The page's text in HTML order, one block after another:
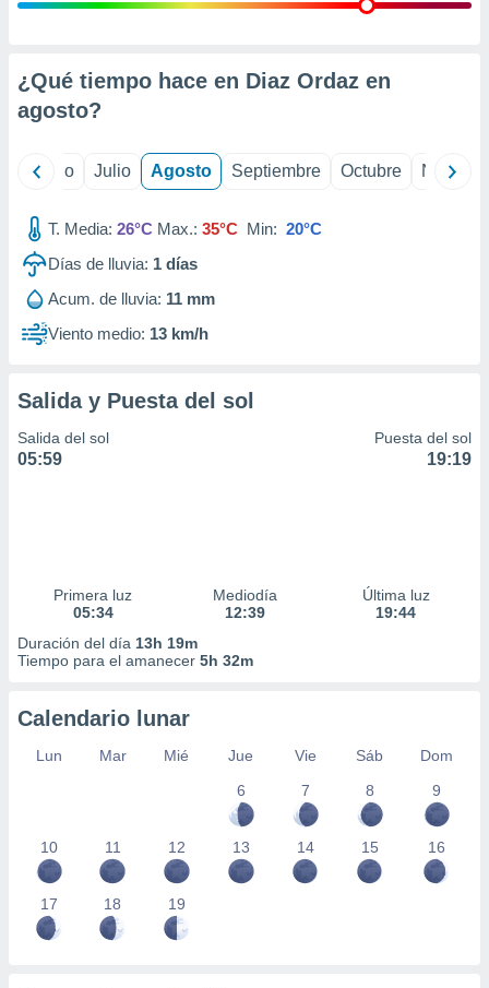
e
mediante
publicidad
de
1199
¿Qué tiempo hace en Diaz Ordaz en
agosto?
Junio Julio Agosto Septiembre Octubre
T. Media: 26°C Max.: 35°C Min: 20°C
Días de lluvia: 1 días
Acum. de lluvia: 11 mm
Viento medio: 13 km/h
Salida y Puesta del sol
Salida del sol
05:59
Puesta del sol
19:19
Primera luz
05:34
Mediodía
12:39
Última luz
19:44
Duración del día 13h 19m
Tiempo para el amanecer 5h 32m
Calendario lunar
Lun Mar Mié Jue Vie Sáb
Dom
6
7 8 9
10 11 12 13 14 15 16
17 18 19